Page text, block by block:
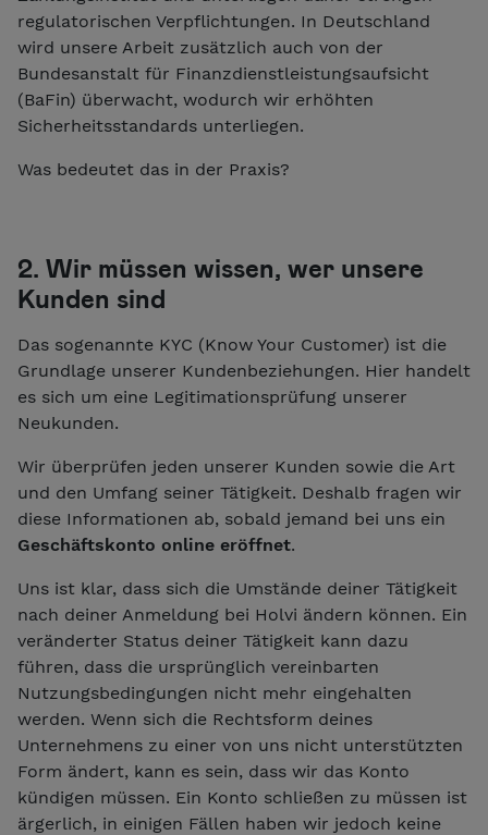
regulatorischen Verpflichtungen. In Deutschland
wird unsere Arbeit zusätzlich auch von der
Bundesanstalt für Finanzdienstleistungsaufsicht
(BaFin) überwacht, wodurch wir erhöhten
Sicherheitsstandards unterliegen.
Was bedeutet das in der Praxis?
2. Wir müssen wissen, wer unsere
Kunden sind
Das sogenannte KYC (Know Your Customer) ist die
Grundlage unserer Kundenbeziehungen. Hier handelt
es sich um eine Legitimationsprüfung unserer
Neukunden.
Wir überprüfen jeden unserer Kunden sowie die Art
und den Umfang seiner Tätigkeit. Deshalb fragen wir
diese Informationen ab, sobald jemand bei uns ein
Geschäftskonto online eröffnet.
Uns ist klar, dass sich die Umstände deiner Tätigkeit
nach deiner Anmeldung bei Holvi ändern können. Ein
veränderter Status deiner Tätigkeit kann dazu
führen, dass die ursprünglich vereinbarten
Nutzungsbedingungen nicht mehr eingehalten
werden. Wenn sich die Rechtsform deines
Unternehmens zu einer von uns nicht unterstützten
Form ändert, kann es sein, dass wir das Konto
kündigen müssen. Ein Konto schließen zu müssen ist
ärgerlich, in einigen Fällen haben wir jedoch keine